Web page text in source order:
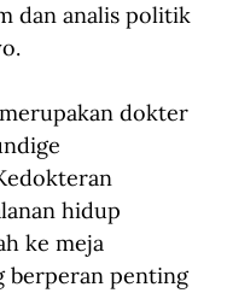
dan analis politik
dokter
hidup
ke meja
berperan penting